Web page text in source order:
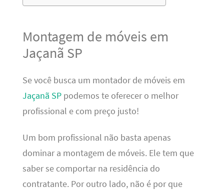
Montagem de móveis em
Jaçanã SP
Se você busca um montador de móveis em
Jaçanã SPpodemos te oferecer o melhor
profissional e com preço justo!
Um bom profissional não basta apenas
dominar a montagem de móveis. Ele tem que
saber se comportar na residência do
contratante. Por outro lado, não é por que